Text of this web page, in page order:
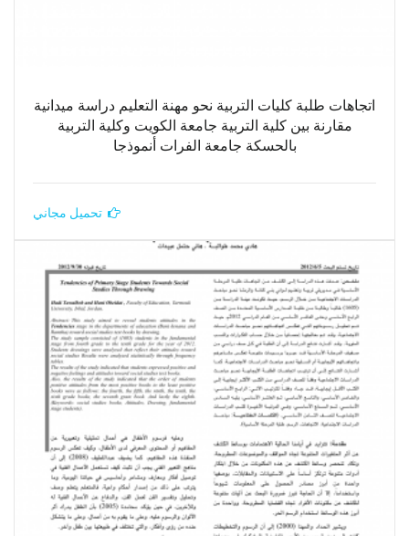
اتجاهات طلبة كليات التربية نحو مهنة التعليم دراسة ميدانية
مقارنة بين كلية التربية جامعة الكويت وكلية التربية
بالحسكة جامعة الفرات أنموذجا
تحميل مجاني